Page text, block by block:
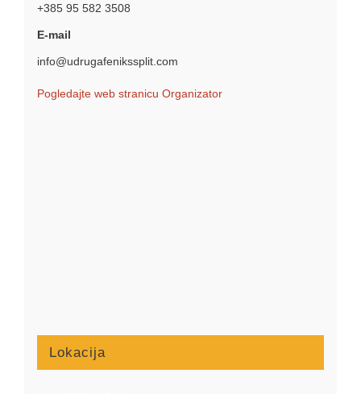
+385 95 582 3508
E-mail
info@udrugafenikssplit.com
Pogledajte web stranicu Organizator
Lokacija